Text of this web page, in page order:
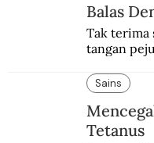
Balas
Tak terima
tangan
pembalasan.
Sains
Tetanus